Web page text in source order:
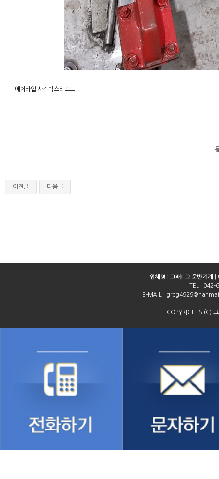
에어타입 사각박스리프트
이전글 다음글
업체명 : 그래! 그 운반기계
|
TEL : 042-
E-MAIL :
COPYRIGHTS (C)